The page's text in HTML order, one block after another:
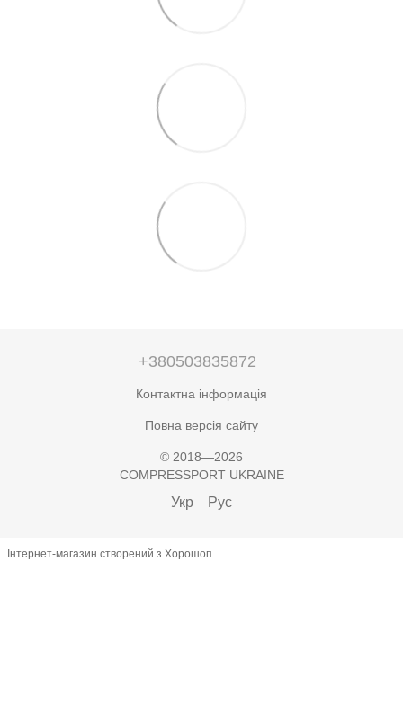
+380503835872
Контактна інформація
Повна версія сайту
© 2018—2026
COMPRESSPORT UKRAINE
Укр Рус
Інтернет-магазин створений з Хорошоп